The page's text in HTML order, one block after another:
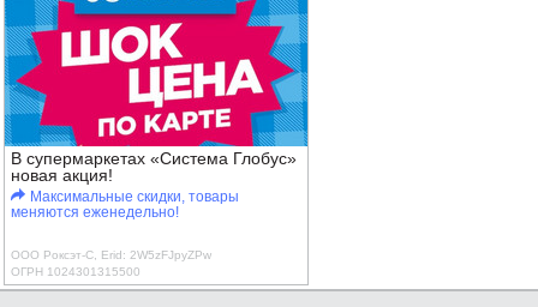
В супермаркетах «Система Глобус»
новая акция!
Максимальные скидки, товары
меняются еженедельно!
ООО Роксэт-С, Erid: 2W5zFJpyZPw
ОГРН 1024301315500